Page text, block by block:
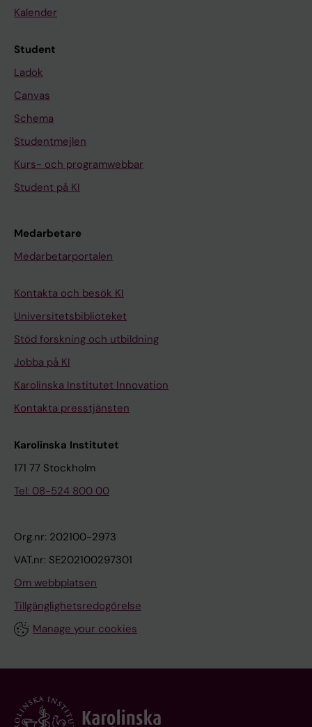
Kalender
Student
Ladok
Canvas
Schema
Studentmejlen
Kurs- och programwebbar
Student på KI
Medarbetare
Medarbetarportalen
Kontakta och besök KI
Universitetsbiblioteket
Stöd forskning och utbildning
Jobba på KI
Karolinska Institutet Innovation
Kontakta presstjänsten
Karolinska Institutet
171 77 Stockholm
Tel: 08-524 800 00
Org.nr: 202100-2973
VAT.nr: SE202100297301
Om webbplatsen
Tillgänglighetsredogörelse
Manage your cookies